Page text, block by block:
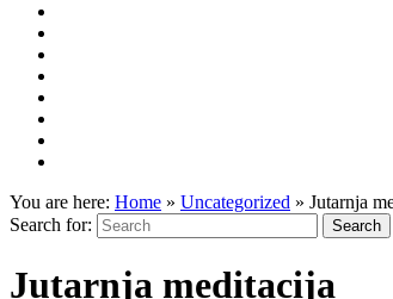
You are here: Home » Uncategorized » Jutarnja
Search for:
Jutarnja meditacija